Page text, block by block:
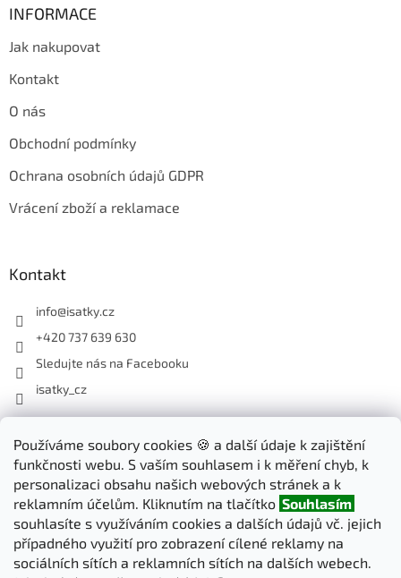
Používáme soubory cookies 🍪 a další údaje k zajištění
funkčnosti webu. S vaším souhlasem i k měření chyb, k
personalizaci obsahu našich webových stránek a k
reklamním účelům. Kliknutím na tlačítko Souhlasím
souhlasíte s využíváním cookies a dalších údajů vč. jejich
případného využití pro zobrazení cílené reklamy na
sociálních sítích a reklamních sítích na dalších webech.
INFORMACE
Jak nakupovat
Kontakt
O nás
Obchodní podmínky
Ochrana osobních údajů GDPR
Vrácení zboží a reklamace
Kontakt
info@isatky.cz
+420 737 639 630
Sledujte nás na Facebooku
isatky_cz
Odebírat newsletter
Vložte svůj e-mail a my vám budeme zasílat informace o nových
produktech na našem e-shopu.
E-mail